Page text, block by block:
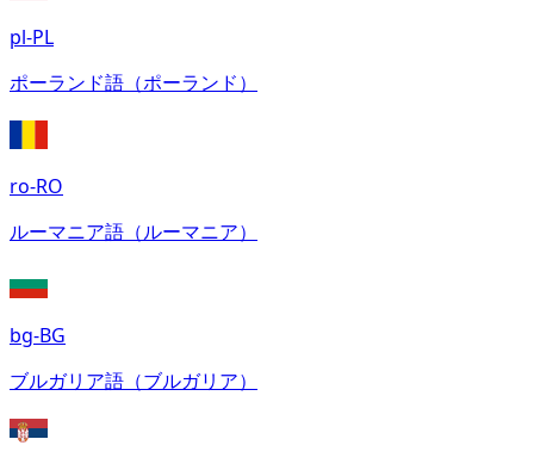
pl-PL
ポーランド語（ポーランド）
ro-RO
ルーマニア語（ルーマニア）
bg-BG
ブルガリア語（ブルガリア）